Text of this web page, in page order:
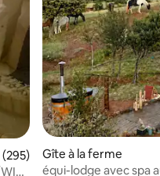
moyenne sur la base de
Gîte à la ferme
équi-lodge avec spa